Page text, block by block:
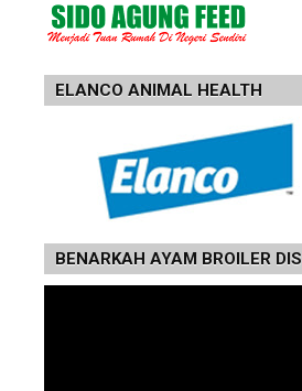
ELANCO ANIMAL HEALTH
BENARKAH AYAM BROILER